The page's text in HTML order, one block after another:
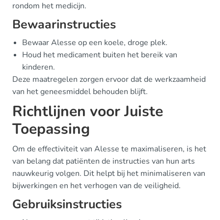
rondom het medicijn.
Bewaarinstructies
Bewaar Alesse op een koele, droge plek.
Houd het medicament buiten het bereik van
kinderen.
Deze maatregelen zorgen ervoor dat de werkzaamheid
van het geneesmiddel behouden blijft.
Richtlijnen voor Juiste
Toepassing
Om de effectiviteit van Alesse te maximaliseren, is het
van belang dat patiënten de instructies van hun arts
nauwkeurig volgen. Dit helpt bij het minimaliseren van
bijwerkingen en het verhogen van de veiligheid.
Gebruiksinstructies